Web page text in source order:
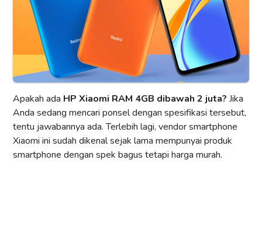
Apakah ada HP Xiaomi RAM 4GB dibawah 2 juta? Jika
Anda sedang mencari ponsel dengan spesifikasi tersebut,
tentu jawabannya ada. Terlebih lagi, vendor smartphone
Xiaomi ini sudah dikenal sejak lama mempunyai produk
smartphone dengan spek bagus tetapi harga murah.